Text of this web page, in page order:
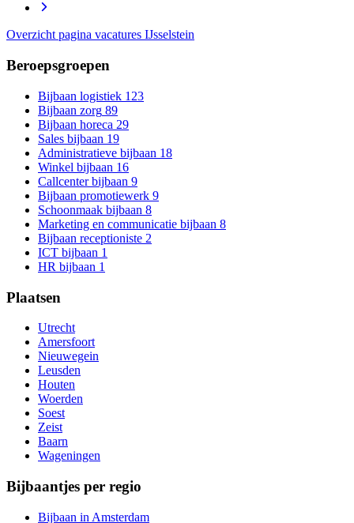
Overzicht pagina vacatures IJsselstein
Beroepsgroepen
Bijbaan logistiek 123
Bijbaan zorg 89
Bijbaan horeca 29
Sales bijbaan 19
Administratieve bijbaan 18
Winkel bijbaan 16
Callcenter bijbaan 9
Bijbaan promotiewerk 9
Schoonmaak bijbaan 8
Marketing en communicatie bijbaan 8
Bijbaan receptioniste 2
ICT bijbaan 1
HR bijbaan 1
Plaatsen
Utrecht
Amersfoort
Nieuwegein
Leusden
Houten
Woerden
Soest
Zeist
Baarn
Wageningen
Bijbaantjes per regio
Bijbaan in Amsterdam